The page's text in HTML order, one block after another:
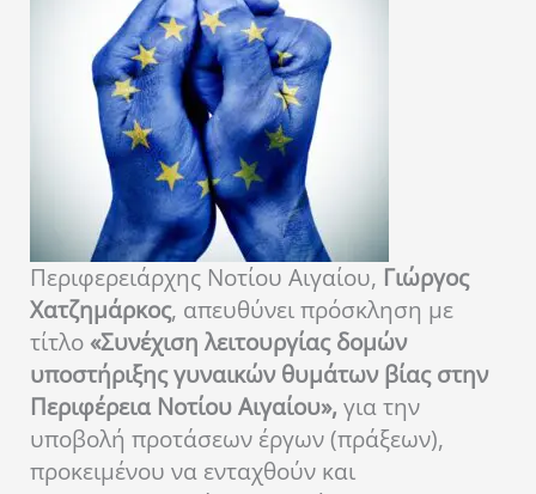
Περιφερειάρχης Νοτίου Αιγαίου, Γιώργος
Χατζημάρκος, απευθύνει πρόσκληση με
τίτλο«Συνέχιση λειτουργίας δομών
υποστήριξης γυναικών θυμάτων βίας στην
Περιφέρεια Νοτίου Αιγαίου», για την
υποβολή προτάσεων έργων (πράξεων),
προκειμένου να ενταχθούν και